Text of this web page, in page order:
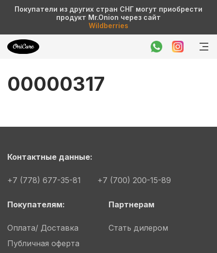
Покупатели из других стран СНГ могут приобрести
продукт Mr.Onion через сайт
Wildberries
00000317
Контактные данные:
+7 (778) 677-35-81 +7 (700) 200-15-89
Покупателям:
Оплата/ Доставка
Публичная оферта
Партнерам
Стать дилером